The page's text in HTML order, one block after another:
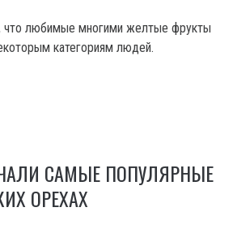
любимые многими желтые фрукты
категориям людей.
САМЫЕ ПОПУЛЯРНЫЕ
ОРЕХАХ